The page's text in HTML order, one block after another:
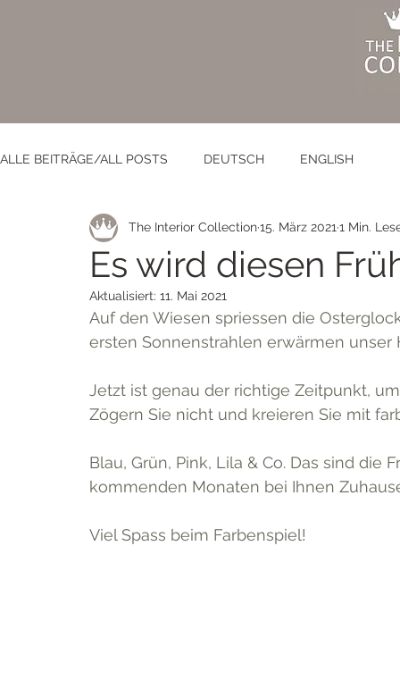
ALLE BEITRÄGE/ALL POSTS DEUTSCH ENGLISH
Es wird diesen
The Interior Collection15. März 20211 Min.
Aktualisiert: 11. Mai 2021
Auf den Wiesen spriessen die
ersten Sonnenstrahlen erwärmen unser
Jetzt ist genau der richtige Zeitpunkt,
Zögern Sie nicht und kreieren Sie mit
Blau, Grün, Pink, Lila & Co. Das sind
kommenden Monaten bei Ihnen
Viel Spass beim Farbenspiel!